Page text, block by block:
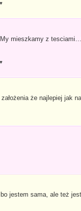
mieszkamy z
że najlepiej jak
jestem sama, ale też